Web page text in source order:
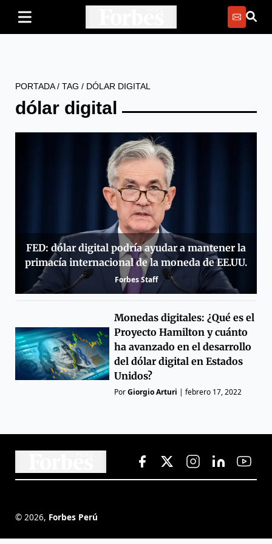
PORTADA/ TAG / DÓLAR DIGITAL
dólar digital
FED: dólar digital podría ayudar a mantener la
primacía internacional de la moneda de EE.UU.
Forbes Staff
Monedas digitales: ¿Qué es el
Proyecto Hamilton y cuánto
ha avanzado en el desarrollo
del dólar digital en Estados
Unidos?
PorGiorgio Arturi |febrero 17, 2022
© 2026, Forbes Perú